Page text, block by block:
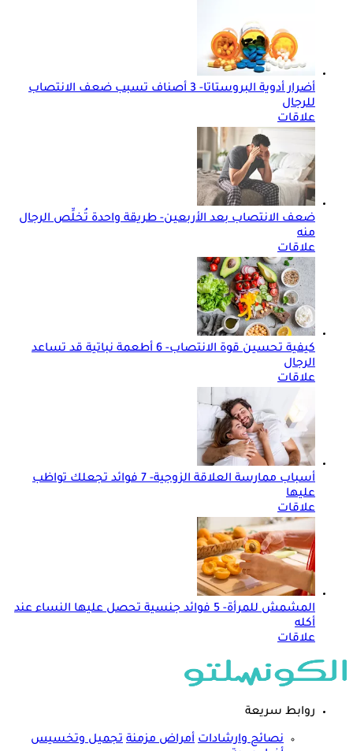
أضرار أدوية البروستاتا- 3 أصناف تسبب ضعف الانتصاب
للرجال
علاقات
ضعف الانتصاب بعد الأربعين- طريقة واحدة تُخلِّص الرجال
منه
علاقات
كيفية تحسين قوة الانتصاب- 6 أطعمة نباتية قد تساعد
الرجال
علاقات
أسباب ممارسة العلاقة الزوجية- 7 فوائد تجعلك تواظب
عليها
علاقات
المشمش للمرأة- 5 فوائد جنسية تحصل عليها النساء عند
أكله
علاقات
روابط سريعة
نصائح وارشادات أمراض مزمنة تجميل وتخسيس